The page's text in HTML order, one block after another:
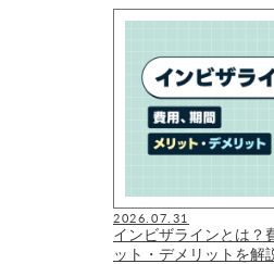
2026.07.31
インビザラインとは？
ット・デメリットを解